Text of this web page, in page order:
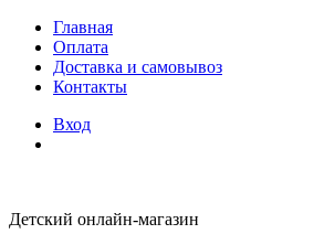
Главная
Оплата
Доставка и самовывоз
Контакты
Вход
Детский онлайн-магазин